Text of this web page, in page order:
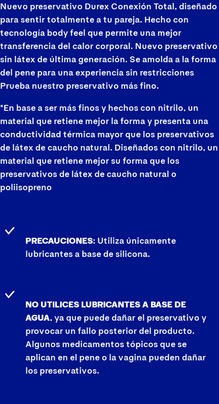
Nuevo preservativo Durex Conexión Total, diseñado
para sentir totalmente a tu pareja. Hecho con
tecnología body feel que permite una mejor
transferencia del calor corporal. Nuevo preservativo
sin látex de última generación. Se amolda a la forma
del pene para una experiencia sin restricciones
Prueba nuestro preservativo más fino.
*En base a ser más finos y hechos con nitrilo, un
material que retiene mejor la forma y presenta una
conductividad térmica mayor que los preservativos
de látex de caucho natural. Diseñados con nitrilo, un
material que retiene mejor su forma que los
preservativos de látex de caucho natural o
poliisopreno
PRECAUCIONES: Utiliza únicamente
lubricantes a base de silicona.
NO UTILICES LUBRICANTES A BASE DE
AGUA, ya que puede dañar el preservativo y
provocar un fallo posterior del producto.
Algunos medicamentos tópicos que se
aplican en el pene o la vagina pueden dañar
los preservativos.